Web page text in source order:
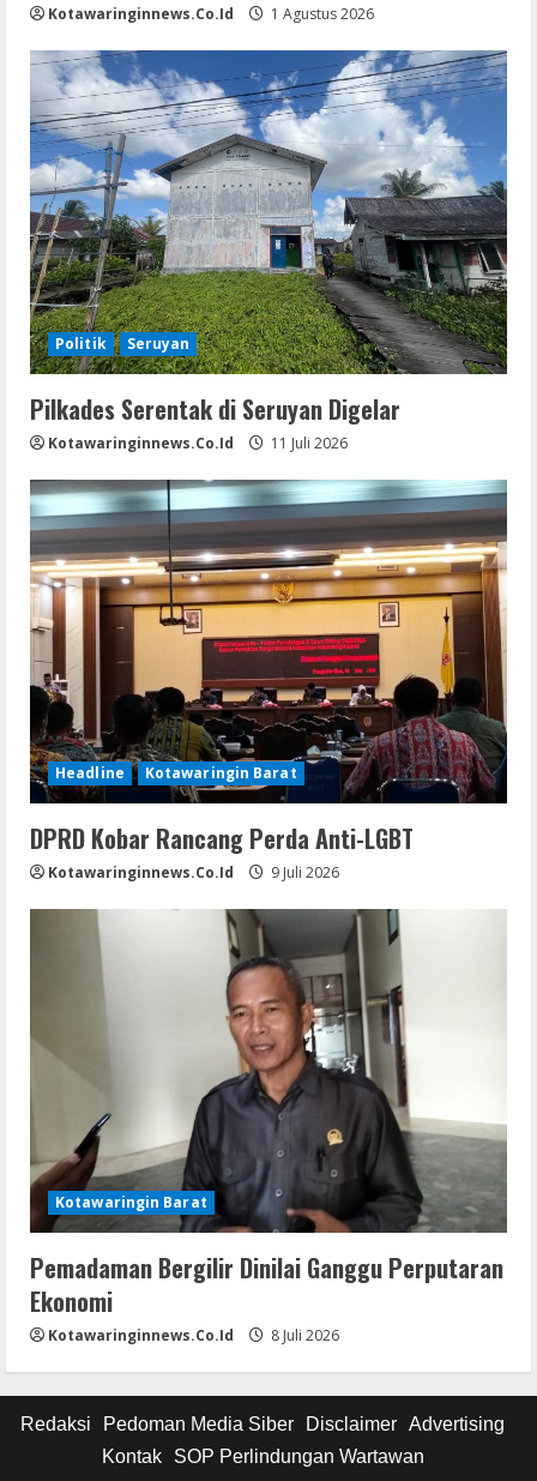
Kotawaringinnews.co.id 1 Agustus 2026
Politik Seruyan
Pilkades Serentak di Seruyan Digelar
Kotawaringinnews.co.id 11 Juli 2026
Headline Kotawaringin Barat
DPRD Kobar Rancang Perda Anti-LGBT
Kotawaringinnews.co.id 9 Juli 2026
Kotawaringin Barat
Pemadaman Bergilir Dinilai Ganggu Perputaran
Ekonomi
Kotawaringinnews.co.id 8 Juli 2026
Redaksi Pedoman Media Siber Disclaimer Advertising
Kontak
SOP Perlindungan Wartawan